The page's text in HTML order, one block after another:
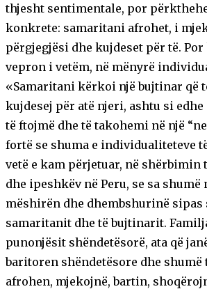
thjesht sentimentale, por
konkrete: samaritani afrohet, i
përgjegjësi dhe kujdeset për të.
vepron i vetëm, në mënyrë
«Samaritani kërkoi një bujtinar që
kujdesej për atë njeri, ashtu si
të ftojmë dhe të takohemi në një
fortë se shuma e individualiteteve
vetë e kam përjetuar, në
dhe ipeshkëv në Peru, se sa shumë
mëshirën dhe dhembshurinë
samaritanit dhe të bujtinarit.
punonjësit shëndetësorë, ata që
baritoren shëndetësore dhe shumë
afrohen, mjekojnë, bartin,